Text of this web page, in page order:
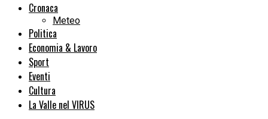
Cronaca
Meteo
Politica
Economia & Lavoro
Sport
Eventi
Cultura
La Valle nel VIRUS